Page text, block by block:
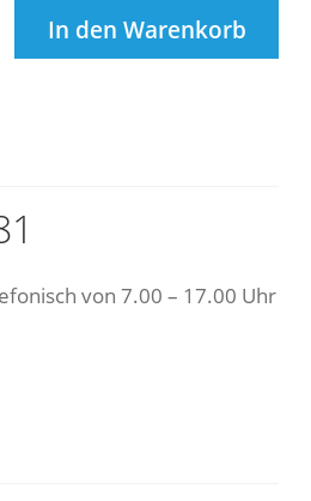
In den Warenkorb
von 7.00 – 17.00 Uhr